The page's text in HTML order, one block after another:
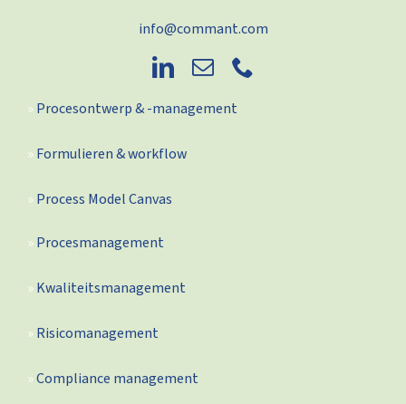
info@commant.com
Procesontwerp & -management
Formulieren & workflow
Process Model Canvas
Procesmanagement
Kwaliteitsmanagement
Risicomanagement
Compliance management